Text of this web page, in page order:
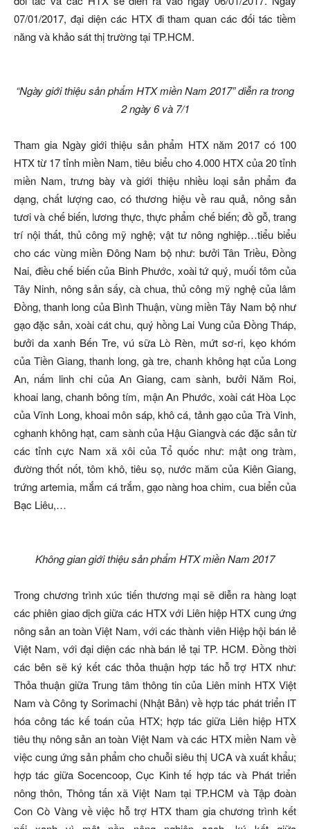
07/01/2017, đại diện các HTX đi tham quan các đối tác tiềm
năng và khảo sát thị trường tại TP.HCM.
“Ngày giới thiệu sản phẩm HTX miền Nam 2017” diễn ra trong
2 ngày 6 và 7/1
Tham gia Ngày giới thiệu sản phẩm HTX năm 2017 có 100
HTX từ 17 tỉnh miền Nam, tiêu biểu cho 4.000 HTX của 20 tỉnh
miền Nam, trưng bày và giới thiệu nhiều loại sản phẩm đa
dạng, chất lượng cao, có thương hiệu về rau quả, nông sản
tươi và chế biến, lương thực, thực phẩm chế biến; đồ gỗ, trang
trí nội thất, thủ công mỹ nghệ; vật tư nông nghiệp…tiểu biểu
cho các vùng miền Đông Nam bộ như: bưởi Tân Triều, Đồng
Nai, điều chế biến của Binh Phước, xoài tứ quý, muối tôm của
Tây Ninh, nông sản sấy, cà chua, thủ công mỹ nghệ của lâm
Đồng, thanh long của Bình Thuận, vùng miền Tây Nam bộ như
gạo đặc sản, xoài cát chu, quý hồng Lai Vung của Đồng Tháp,
bưởi da xanh Bến Tre, vú sữa Lò Rèn, mứt sơ-ri, kẹo khóm
của Tiền Giang, thanh long, gà tre, chanh không hạt của Long
An, nấm linh chi của An Giang, cam sành, bưởi Năm Roi,
khoai lang, chanh bông tím, mận An Phước, xoài cát Hòa Lọc
của Vĩnh Long, khoai môn sáp, khô cá, tảnh gạo của Trà Vinh,
cghanh không hạt, cam sành của Hậu Giangvà các đặc sản từ
các tỉnh cực Nam xã xôi của Tổ quốc như: mật ong tràm,
đường thốt nốt, tôm khô, tiêu sọ, nước măm của Kiên Giang,
trứng artemia, mắm cá trắm, gạo nàng hoa chim, cua biển của
Bạc Liêu,…
Không gian giới thiệu sản phẩm HTX miền Nam 2017
Trong chương trình xúc tiến thương mại sẽ diễn ra hàng loạt
các phiên giao dịch giữa các HTX với Liên hiệp HTX cung ứng
nông sản an toàn Việt Nam, với các thành viên Hiệp hội bán lẻ
Việt Nam, với đại diện các nhà bán lẻ tại TP. HCM. Đồng thời
các bên sẽ ký kết các thỏa thuận hợp tác hỗ trợ HTX như:
Thỏa thuận giữa Trung tâm thông tin của Liên minh HTX Việt
Nam và Công ty Sorimachi (Nhật Bản) về hợp tác phát triển IT
hóa công tác kế toán của HTX; hợp tác giữa Liên hiệp HTX
tiêu thụ nông sản an toàn Việt Nam và các HTX miền Nam về
việc cung ứng sản phẩm cho chuỗi siêu thị UCA và xuất khẩu;
hợp tác giữa Socencoop, Cục Kinh tế hợp tác và Phát triển
nông thôn, Thông tấn xã Việt Nam tại TP.HCM và Tập đoàn
Con Cò Vàng về việc hỗ trợ HTX tham gia chương trình kết